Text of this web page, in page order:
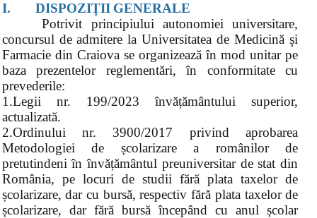
I. DISPOZIŢII GENERALE
Potrivit principiului autonomiei universitare,
concursul de admitere la Universitatea de Medicină şi
Farmacie din Craiova se organizează în mod unitar pe
baza prezentelor reglementări, în conformitate cu
prevederile:
1.Legii nr. 199/2023 învățământului superior,
actualizată.
2.Ordinului nr. 3900/2017 privind aprobarea
Metodologiei de școlarizare a românilor de
pretutindeni în învățământul preuniversitar de stat din
România, pe locuri de studii fără plata taxelor de
școlarizare, dar cu bursă, respectiv fără plata taxelor de
școlarizare, dar fără bursă începând cu anul școlar